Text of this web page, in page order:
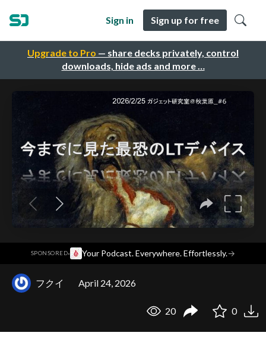
Upgrade to Pro — share decks privately, control
downloads, hide ads and more …
Sign in Sign up for free
SPONSORED· Your Podcast. Everywhere. Effortlessly.→
フクイ April 24, 2026
20 0